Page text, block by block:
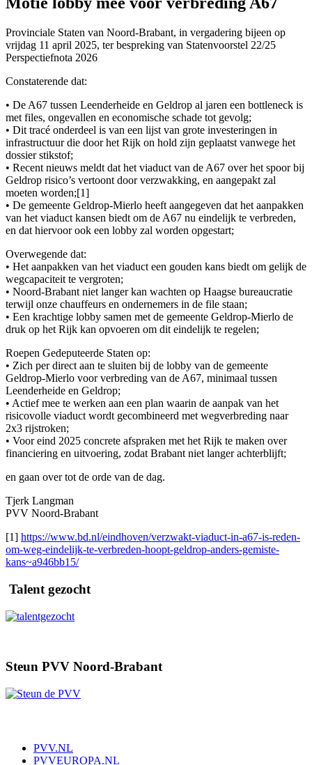
Provinciale Staten van Noord-Brabant, in vergadering bijeen op
vrijdag 11 april 2025, ter bespreking van Statenvoorstel 22/25
Perspectiefnota 2026
Constaterende dat:
• De A67 tussen Leenderheide en Geldrop al jaren een bottleneck is
met files, ongevallen en economische schade tot gevolg;
• Dit tracé onderdeel is van een lijst van grote investeringen in
infrastructuur die door het Rijk on hold zijn geplaatst vanwege het
dossier stikstof;
• Recent nieuws meldt dat het viaduct van de A67 over het spoor bij
Geldrop risico’s vertoont door verzwakking, en aangepakt zal
moeten worden;[1]
• De gemeente Geldrop-Mierlo heeft aangegeven dat het aanpakken
van het viaduct kansen biedt om de A67 nu eindelijk te verbreden,
en dat hiervoor ook een lobby zal worden opgestart;
Overwegende dat:
• Het aanpakken van het viaduct een gouden kans biedt om gelijk de
wegcapaciteit te vergroten;
• Noord-Brabant niet langer kan wachten op Haagse bureaucratie
terwijl onze chauffeurs en ondernemers in de file staan;
• Een krachtige lobby samen met de gemeente Geldrop-Mierlo de
druk op het Rijk kan opvoeren om dit eindelijk te regelen;
Roepen Gedeputeerde Staten op:
• Zich per direct aan te sluiten bij de lobby van de gemeente
Geldrop-Mierlo voor verbreding van de A67, minimaal tussen
Leenderheide en Geldrop;
• Actief mee te werken aan een plan waarin de aanpak van het
risicovolle viaduct wordt gecombineerd met wegverbreding naar
2x3 rijstroken;
• Voor eind 2025 concrete afspraken met het Rijk te maken over
financiering en uitvoering, zodat Brabant niet langer achterblijft;
en gaan over tot de orde van de dag.
Tjerk Langman
PVV Noord-Brabant
[1] https://www.bd.nl/eindhoven/verzwakt-viaduct-in-a67-is-reden-
om-weg-eindelijk-te-verbreden-hoopt-geldrop-anders-gemiste-
kans~a946bb15/
Talent gezocht
Steun PVV Noord-Brabant
PVV.NL
PVVEUROPA.NL